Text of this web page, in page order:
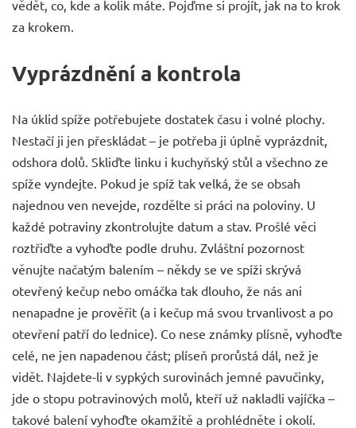
vědět, co, kde a kolik máte. Pojďme si projít, jak na to krok
za krokem.
Vyprázdnění a kontrola
Na úklid spíže potřebujete dostatek času i volné plochy.
Nestačí ji jen přeskládat – je potřeba ji úplně vyprázdnit,
odshora dolů. Skliďte linku i kuchyňský stůl a všechno ze
spíže vyndejte. Pokud je spíž tak velká, že se obsah
najednou ven nevejde, rozdělte si práci na poloviny. U
každé potraviny zkontrolujte datum a stav. Prošlé věci
roztřiďte a vyhoďte podle druhu. Zvláštní pozornost
věnujte načatým balením – někdy se ve spíži skrývá
otevřený kečup nebo omáčka tak dlouho, že nás ani
nenapadne je prověřit (a i kečup má svou trvanlivost a po
otevření patří do lednice). Co nese známky plísně, vyhoďte
celé, ne jen napadenou část; plíseň prorůstá dál, než je
vidět. Najdete-li v sypkých surovinách jemné pavučinky,
jde o stopu potravinových molů, kteří už nakladli vajíčka –
takové balení vyhoďte okamžitě a prohlédněte i okolí.